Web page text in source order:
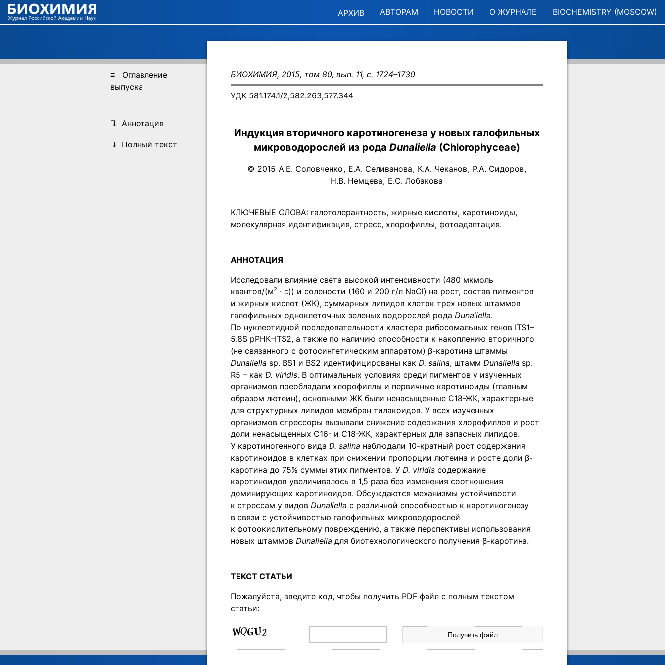
АРХИВ АВТОРАМ НОВОСТИ О ЖУРНАЛЕ BIOCHEMISTRY (MOSCOW)
≡ Оглавление
выпуска
↴ Аннотация
↴ Полный текст
БИОХИМИЯ, 2015, том 80, вып. 11, с. 1724–1730
УДК 581.174.1/2;582.263;577.344
Индукция вторичного каротиногенеза у новых галофильных
микроводорослей из рода Dunaliella (Chlorophyceae)
© 2015 А.Е. Соловченко, Е.А. Селиванова, К.А. Чеканов, Р.А. Сидоров,
Н.В. Немцева, Е.С. Лобакова
КЛЮЧЕВЫЕ СЛОВА: галотолерантность, жирные кислоты, каротиноиды,
молекулярная идентификация, стресс, хлорофиллы, фотоадаптация.
АННОТАЦИЯ
Исследовали влияние света высокой интенсивности (480 мкмоль
квантов/(м2 · с)) и солености (160 и 200 г/л NaCl) на рост, состав пигментов
и жирных кислот (ЖК), суммарных липидов клеток трех новых штаммов
галофильных одноклеточных зеленых водорослей рода Dunaliella.
По нуклеотидной последовательности кластера рибосомальных генов ITS1–
5.8S рРНК–ITS2, а также по наличию способности к накоплению вторичного
(не связанного с фотосинтетическим аппаратом) β-каротина штаммы
Dunaliella sp. BS1 и BS2 идентифицированы как D. salina, штамм Dunaliella sp.
R5 – как D. viridis. В оптимальных условиях среди пигментов у изученных
организмов преобладали хлорофиллы и первичные каротиноиды (главным
образом лютеин), основными ЖК были ненасыщенные С18-ЖК, характерные
для структурных липидов мембран тилакоидов. У всех изученных
организмов стрессоры вызывали снижение содержания хлорофиллов и рост
доли ненасыщенных С16- и С18-ЖК, характерных для запасных липидов.
У каротиногенного вида D. salina наблюдали 10-кратный рост содержания
каротиноидов в клетках при снижении пропорции лютеина и росте доли β-
каротина до 75% суммы этих пигментов. У D. viridis содержание
каротиноидов увеличивалось в 1,5 раза без изменения соотношения
доминирующих каротиноидов. Обсуждаются механизмы устойчивости
к стрессам у видов Dunaliella с различной способностью к каротиногенезу
в связи с устойчивостью галофильных микроводорослей
к фотоокислительному повреждению, а также перспективы использования
новых штаммов Dunaliella для биотехнологического получения β-каротина.
ТЕКСТ СТАТЬИ
Пожалуйста, введите код, чтобы получить PDF файл с полным текстом
статьи: